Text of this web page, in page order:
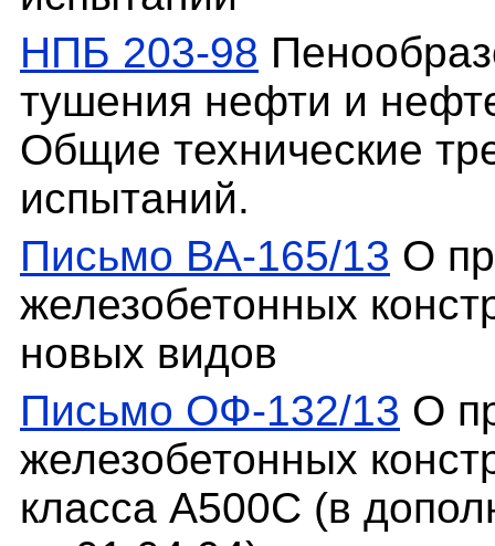
НПБ 203-98
тушения нефти и
Общие технические
испытаний.
Письмо ВА-165/13 О
железобетонных
новых видов
Письмо ОФ-132/13 О
железобетонных
класса А500С (в